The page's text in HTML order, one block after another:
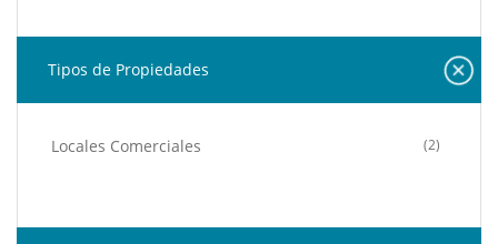
Tipos de Propiedades
Locales Comerciales (2)